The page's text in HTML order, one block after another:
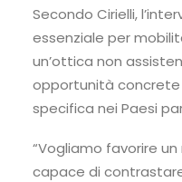
Secondo Cirielli,
essenziale per
un’ottica non
opportunità concrete
specifica nei Paesi
“Vogliamo favorire
capace di